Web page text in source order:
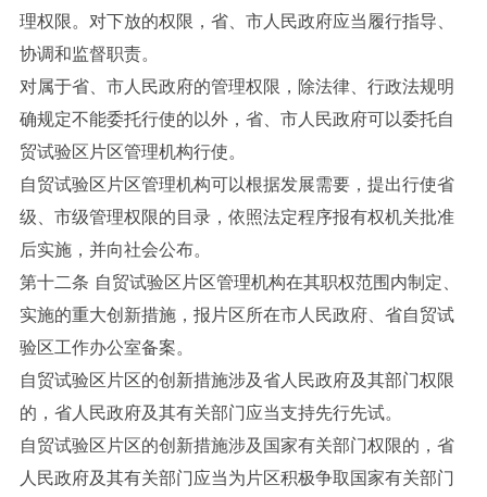
理权限。对下放的权限，省、市人民政府应当履行指导、
协调和监督职责。
对属于省、市人民政府的管理权限，除法律、行政法规明
确规定不能委托行使的以外，省、市人民政府可以委托自
贸试验区片区管理机构行使。
自贸试验区片区管理机构可以根据发展需要，提出行使省
级、市级管理权限的目录，依照法定程序报有权机关批准
后实施，并向社会公布。
第十二条 自贸试验区片区管理机构在其职权范围内制定、
实施的重大创新措施，报片区所在市人民政府、省自贸试
验区工作办公室备案。
自贸试验区片区的创新措施涉及省人民政府及其部门权限
的，省人民政府及其有关部门应当支持先行先试。
自贸试验区片区的创新措施涉及国家有关部门权限的，省
人民政府及其有关部门应当为片区积极争取国家有关部门